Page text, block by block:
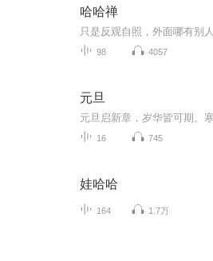
哈哈禅
只是反观自照，外面哪有别人
98 4057
元旦
16 745
娃哈哈
164 1.7万